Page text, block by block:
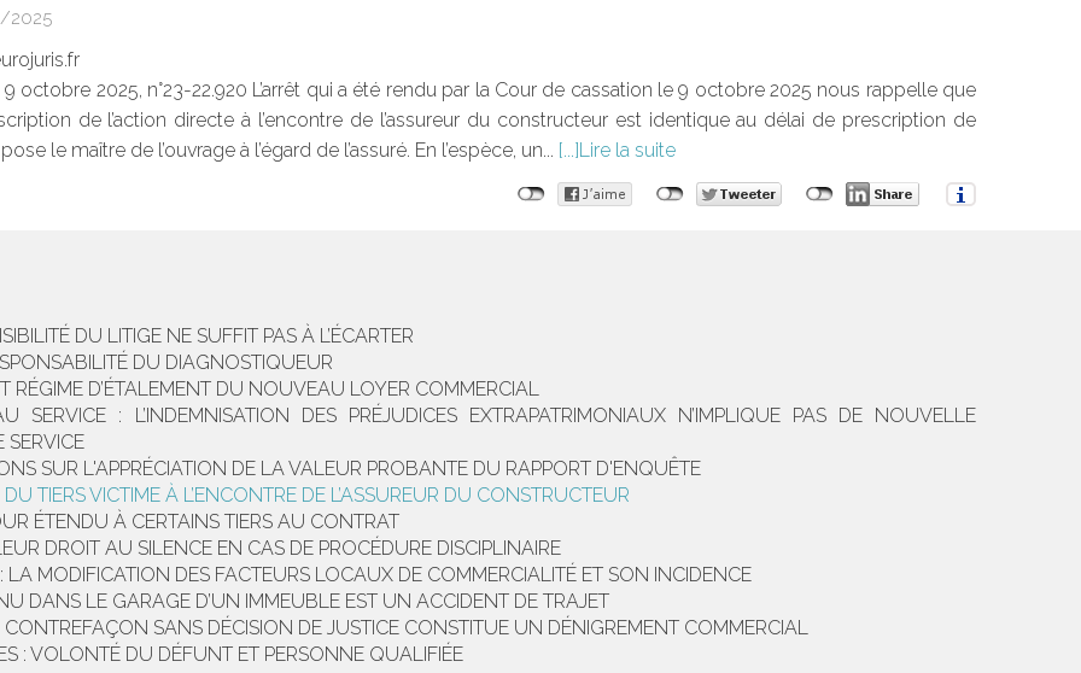
2025
9 octobre 2025, n°23-22.920 L’arrêt qui a été rendu par la Cour de cassation le 9 octobre 2025 nous rappelle que
de l’action directe à l’encontre de l’assureur du constructeur est identique au délai de prescription de
le maître de l’ouvrage à l’égard de l’assuré. En l’espèce, un...
Lire la suite
DU LITIGE NE SUFFIT PAS À L’ÉCARTER
DU DIAGNOSTIQUEUR
D’ÉTALEMENT DU NOUVEAU LOYER COMMERCIAL
SERVICE : L’INDEMNISATION DES PRÉJUDICES EXTRAPATRIMONIAUX N’IMPLIQUE PAS DE NOUVELLE
SERVICE
SUR L'APPRÉCIATION DE LA VALEUR PROBANTE DU RAPPORT D'ENQUÊTE
TIERS VICTIME À L’ENCONTRE DE L’ASSUREUR DU CONSTRUCTEUR
ÉTENDU À CERTAINS TIERS AU CONTRAT
DROIT AU SILENCE EN CAS DE PROCÉDURE DISCIPLINAIRE
MODIFICATION DES FACTEURS LOCAUX DE COMMERCIALITÉ ET SON INCIDENCE
DANS LE GARAGE D’UN IMMEUBLE EST UN ACCIDENT DE TRAJET
CONTREFAÇON SANS DÉCISION DE JUSTICE CONSTITUE UN DÉNIGREMENT COMMERCIAL
: VOLONTÉ DU DÉFUNT ET PERSONNE QUALIFIÉE